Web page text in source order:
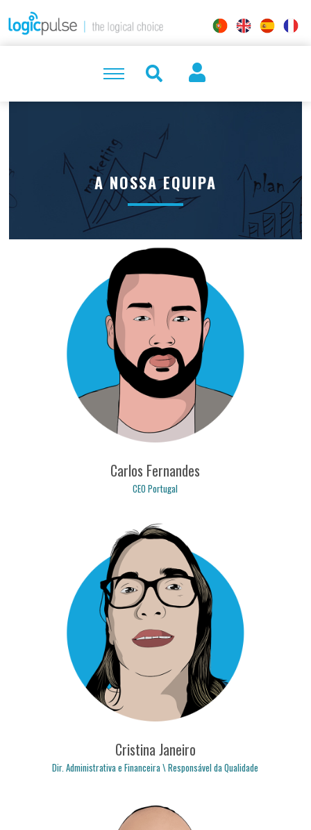
A NOSSA EQUIPA
carlos.fernandes@logicpulse.com
Carlos Fernandes
CEO Portugal
Cristina Janeiro
Dir. Administrativa e Financeira \ Responsável da Qualidade